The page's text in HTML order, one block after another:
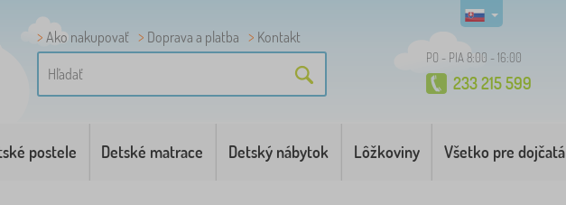
Ako nakupovať Doprava a platba Kontakt
PO - PIA 8:00 - 16:00
233 215 599
postele Detské matrace Detský nábytok Lôžkoviny Všetko pre dojčatá